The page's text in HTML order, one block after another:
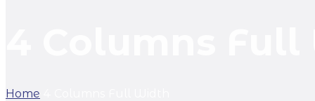
Home